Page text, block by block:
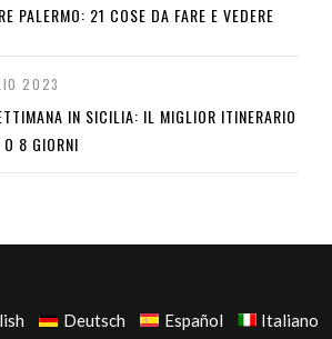
PALERMO: 21 COSE DA FARE E VEDERE
2023
IN SICILIA: IL MIGLIOR ITINERARIO
8 GIORNI
Deutsch Español
Italiano